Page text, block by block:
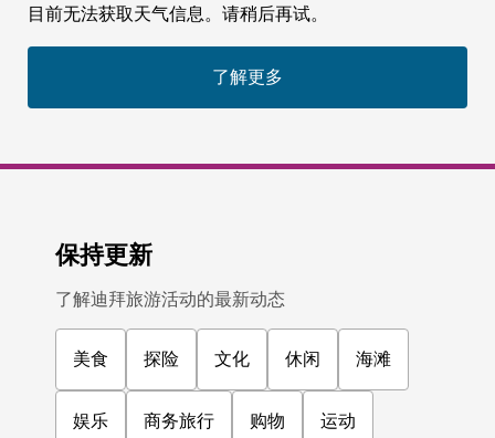
目前无法获取天气信息。请稍后再试。
了解更多
保持更新
了解迪拜旅游活动的最新动态
美食 探险 文化 休闲 海滩
娱乐 商务旅行 购物 运动